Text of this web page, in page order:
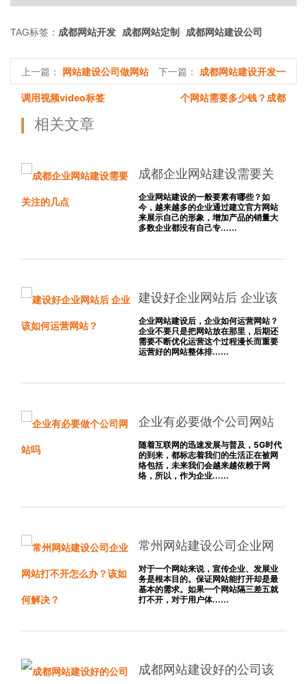
TAG标签： 成都网站开发 成都网站定制 成都网站建设公司
上一篇： 网站建设公司做网站
调用视频video标签
下一篇： 成都网站建设开发一
个网站需要多少钱？成都
相关文章
成都企业网站建设需要关
注的几点
企业网站建设的一般要素有哪些？如
今，越来越多的企业通过建立官方网站
来展示自己的形象，增加产品的销量大
多数企业都没有自己专......
建设好企业网站后 企业该
如何运营网站？
企业网站建设后，企业如何运营网站？
企业不要只是把网站放在那里，后期还
需要不断优化运营这个过程漫长而重要
运营好的网站整体排......
企业有必要做个公司网站
吗
随着互联网的迅速发展与普及，5G时代
的到来，都标志着我们的生活正在被网
络包括，未来我们会越来越依赖于网
络，所以，作为企业......
常州网站建设公司企业网
站打不开怎么办？该如何
解决？
对于一个网站来说，宣传企业、发展业
务是根本目的。保证网站能打开却是最
基本的需求。如果一个网站隔三差五就
打不开，对于用户体......
成都网站建设好的公司该